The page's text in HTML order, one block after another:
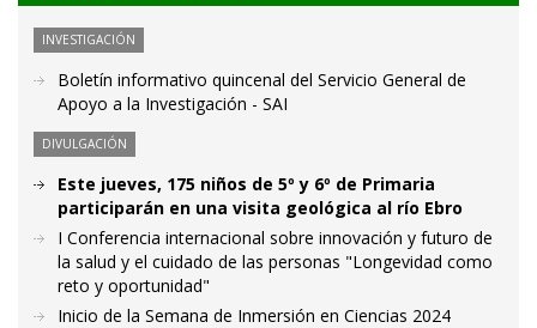
INVESTIGACIÓN
Boletín informativo quincenal del Servicio General de
Apoyo a la Investigación - SAI
DIVULGACIÓN
Este jueves, 175 niños de 5º y 6º de Primaria
participarán en una visita geológica al río Ebro
I Conferencia internacional sobre innovación y futuro de
la salud y el cuidado de las personas "Longevidad como
reto y oportunidad"
Inicio de la Semana de Inmersión en Ciencias 2024